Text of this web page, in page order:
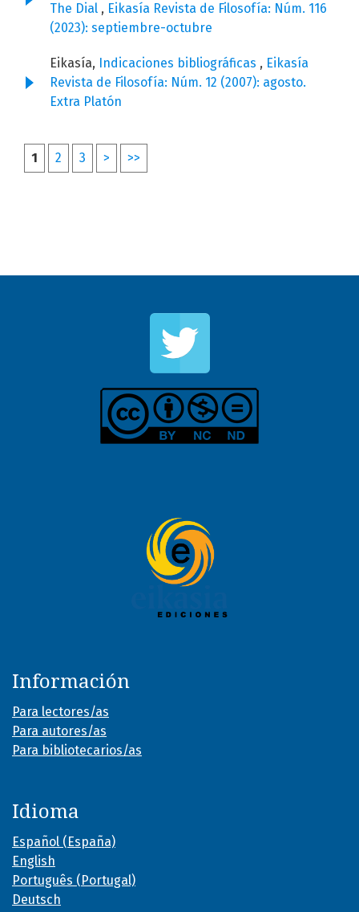
The Dial , Eikasía Revista de Filosofía: Núm. 116
(2023): septiembre-octubre
Eikasía, Indicaciones bibliográficas , Eikasía
Revista de Filosofía: Núm. 12 (2007): agosto.
Extra Platón
1 2 3 > >>
Información
Para lectores/as
Para autores/as
Para bibliotecarios/as
Idioma
Español (España)
English
Português (Portugal)
Deutsch